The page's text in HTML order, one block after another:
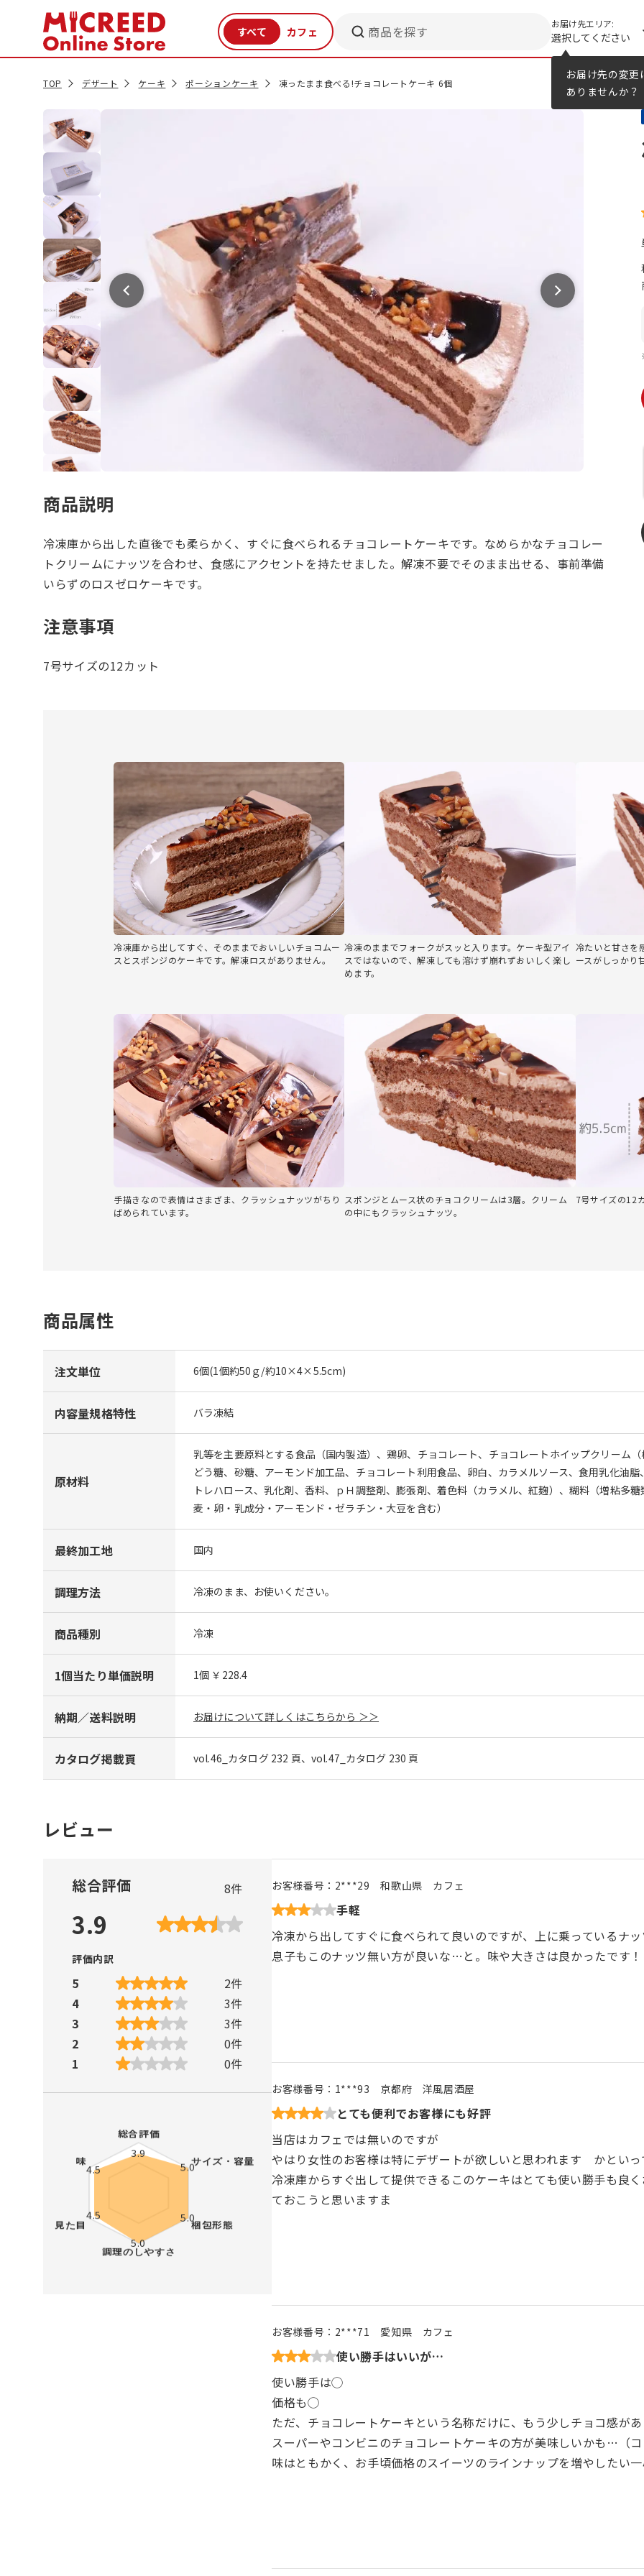
お届け先の変更
ありませんか？
商品を探す お届け先エリア:
選択してください
TOP デザート ケーキ ポーションケーキ 凍ったまま食べる!チョコレートケーキ 6個
商品説明
冷凍庫から出した直後でも柔らかく、すぐに食べられるチョコレートケーキです。なめらかなチョコレー
トクリームにナッツを合わせ、食感にアクセントを持たせました。解凍不要でそのまま出せる、事前準備
いらずのロスゼロケーキです。
注意事項
7号サイズの12カット
冷凍庫から出してすぐ、そのままでおいしいチョコムー
スとスポンジのケーキです。解凍ロスがありません。
冷凍のままでフォークがスッと入ります。ケーキ型アイ
スではないので、解凍しても溶けず崩れずおいしく楽し
めます。
冷たいと甘さを
ースがしっかり
手描きなので表情はさまざま、クラッシュナッツがちり
ばめられています。
スポンジとムース状のチョコクリームは3層。クリーム
の中にもクラッシュナッツ。
7号サイズの12
商品属性
注文単位 6個(1個約50ｇ/約10×4×5.5cm)
内容量規格特性 バラ凍結
原材料
乳等を主要原料とする食品（国内製造）、鶏卵、チョコレート、チョコレートホイップクリーム
どう糖、砂糖、アーモンド加工品、チョコレート利用食品、卵白、カラメルソース、食用乳化油
トレハロース、乳化剤、香料、ｐＨ調整剤、膨張剤、着色料（カラメル、紅麹）、糊料（増粘多
麦・卵・乳成分・アーモンド・ゼラチン・大豆を含む）
最終加工地 国内
調理方法 冷凍のまま、お使いください。
商品種別 冷凍
1個当たり単価説明 1個 ￥228.4
納期／送料説明 お届けについて詳しくはこちらから ＞＞
カタログ掲載頁 vol.46_カタログ 232 頁、vol.47_カタログ 230 頁
レビュー
総合評価 8件
3.9
評価内訳
5 2件
4
3件
3
3件
2
0件
1
0件
お客様番号： 2***29 和歌山県 カフェ
手軽
冷凍から出してすぐに食べられて良いのですが、上に乗っているナ
息子もこのナッツ無い方が良いな…と。味や大きさは良かったです！
お客様番号： 1***93 京都府 洋風居酒屋
とても便利でお客様にも好評
当店はカフェでは無いのですが
やはり女性のお客様は特にデザートが欲しいと思われます かとい
冷凍庫からすぐ出して提供できるこのケーキはとても使い勝手
ておこうと思いますま
お客様番号： 2***71 愛知県 カフェ
使い勝手はいいが…
使い勝手は◯
価格も◯
ただ、チョコレートケーキという名称だけに、もう少しチョコ感が
スーパーやコンビニのチョコレートケーキの方が美味しいかも…（
味はともかく、お手頃価格のスイーツのラインナップを増やしたい